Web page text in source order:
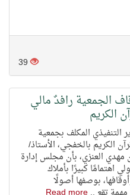
39
الجمعية رافدٌ مالي
الكريم
التنفيذي المكلف بجمعية
الكريم بالخفجي، الأستاذ/
مهدي العنزي، بأن مجلس إدارة
اهتمامًا كبيرًا بأملاك
بوصفها أصولًا